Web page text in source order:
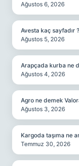
Ağustos 6, 2026
Avesta kaç sayfadır ?
Ağustos 5, 2026
Arapçada kurba ne
Ağustos 4, 2026
Agro ne demek
Ağustos 3, 2026
Kargoda taşıma ne
Temmuz 30, 2026